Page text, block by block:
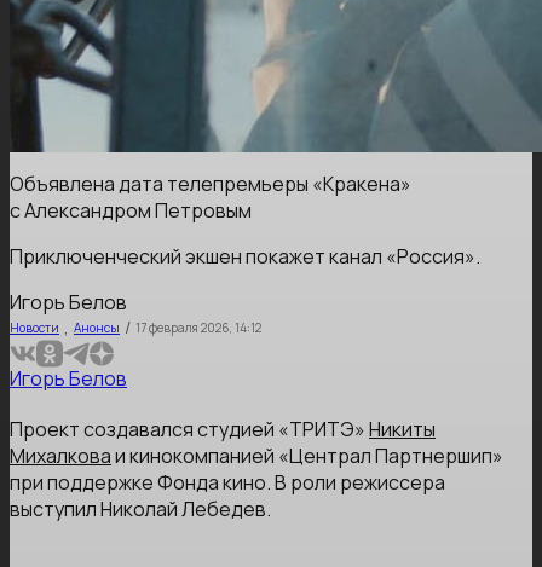
Объявлена дата телепремьеры «Кракена»
с Александром Петровым
Приключенческий экшен покажет канал «Россия».
Игорь Белов
Новости , Анонсы / 17 февраля 2026, 14:12
Игорь Белов
Проект создавался студией «ТРИТЭ» Никиты
Михалковаи кинокомпанией «Централ Партнершип»
при поддержке Фонда кино. В роли режиссера
выступил Николай Лебедев.